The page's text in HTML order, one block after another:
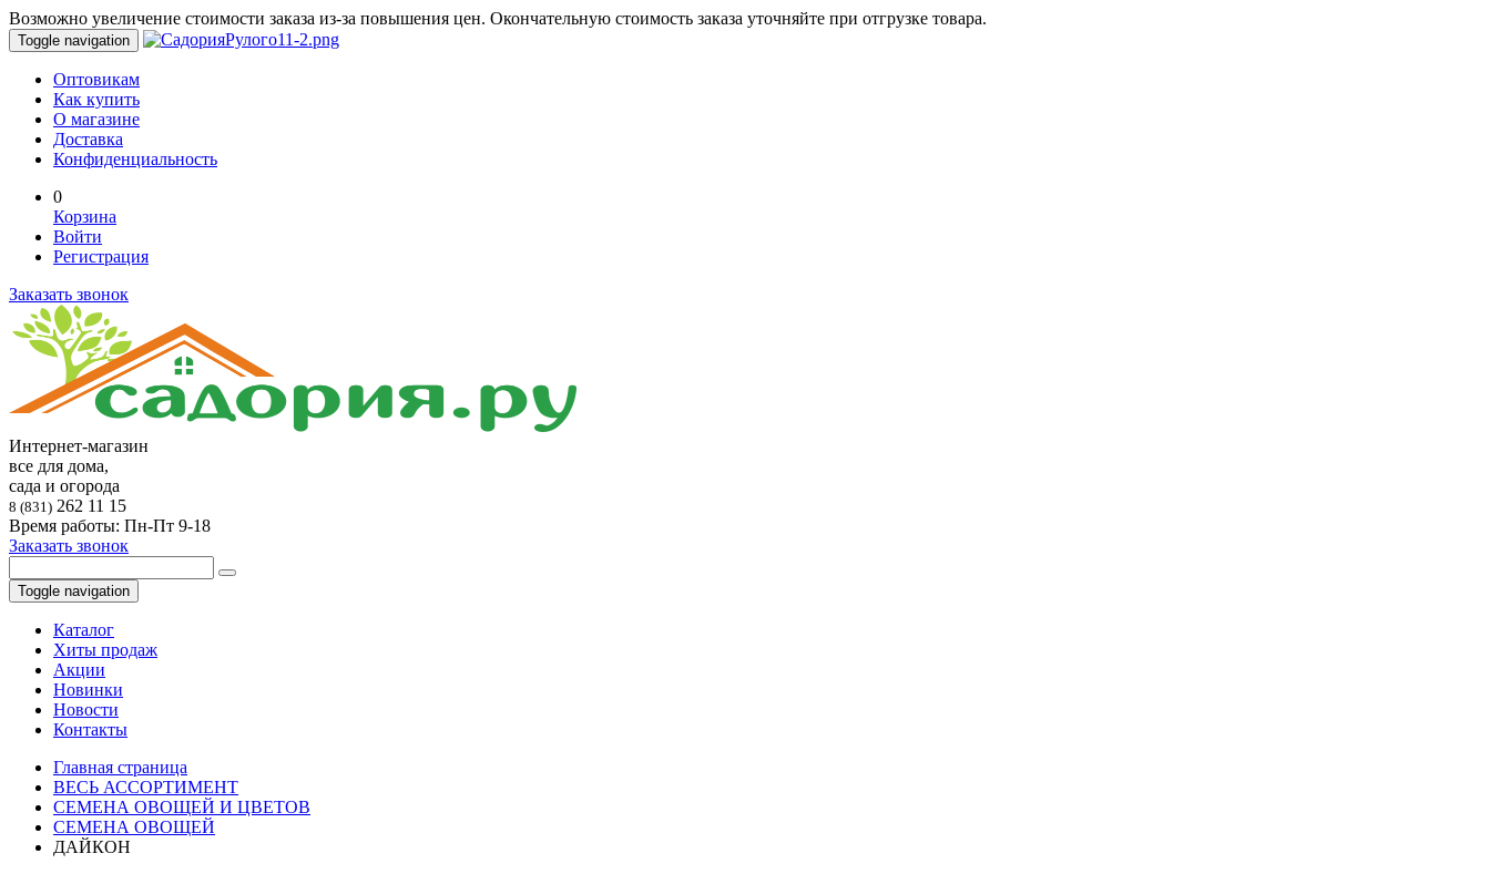
Возможно увеличение стоимости заказа из-за повышения цен. Окончательную стоимость заказа уточняйте при отгрузке товара.
Toggle navigation
Оптовикам
Как купить
О магазине
Доставка
Конфиденциальность
0
Корзина
Войти
Регистрация
Заказать звонок
Интернет-магазин
все для дома,
сада и огорода
8 (831) 262 11 15
Время работы: Пн-Пт 9-18
Заказать звонок
Toggle navigation
Каталог
Хиты продаж
Акции
Новинки
Новости
Контакты
Главная страница
ВЕСЬ АССОРТИМЕНТ
СЕМЕНА ОВОЩЕЙ И ЦВЕТОВ
СЕМЕНА ОВОЩЕЙ
ДАЙКОН